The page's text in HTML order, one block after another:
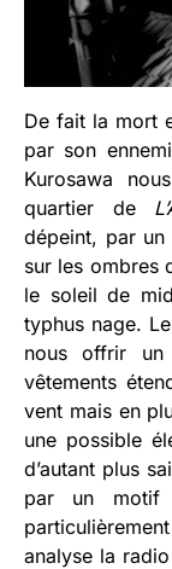
De fait la mort
par son
Kurosawa
quartier de
dépeint, par
sur les ombres
le soleil de
typhus nage.
nous offrir un
vêtements
vent mais en
une possible
d’autant plus
par un motif
analyse la